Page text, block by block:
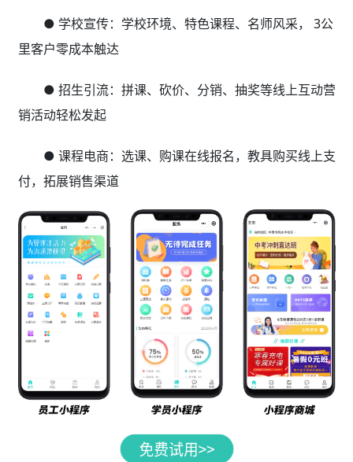
● 学校宣传：学校环境、特色课程、名师风采， 3公
里客户零成本触达
● 招生引流：拼课、砍价、分销、抽奖等线上互动营
销活动轻松发起
● 课程电商：选课、购课在线报名，教具购买线上支
付，拓展销售渠道